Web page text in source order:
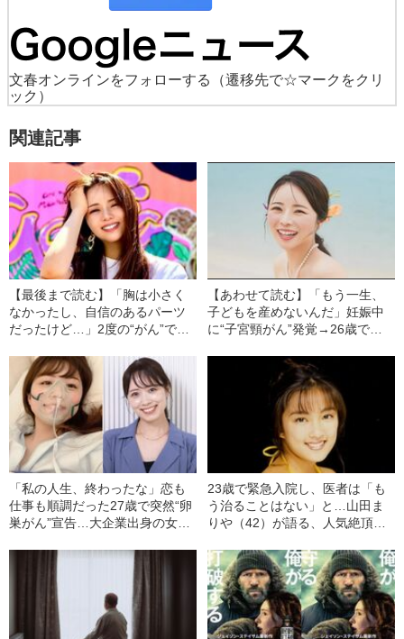
文春オンラインをフォローする
（遷移先で☆マークをクリ
ック）
関連記事
【最後まで読む】「胸は小さく
なかったし、自信のあるパーツ
だったけど…」2度の“がん”で子
YouTuber（32）が語る、病気に
なって変化した“容姿への価値観”
【あわせて読む】「もう一生、
子どもを産めないんだ」妊娠中
に“子宮頸がん”発覚→26歳で子
YouTuber（32）が語る、手術を
決意するまでの葛藤
「私の人生、終わったな」恋も
仕事も順調だった27歳で突然“卵
巣がん”宣告…大企業出身の女性
23歳で緊急入院し、医者は「も
う治ることはない」と…山田ま
りや（42）が語る、人気絶頂で
由”